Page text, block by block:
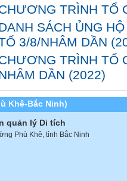
TRÌNH TỔ
SÁCH ỦNG
3/8/NHÂM DẦN
TRÌNH TỔ
DẦN (2022)
Khê-Bắc Ninh)
quản lý Di tích
Phù Khê, tỉnh Bắc Ninh